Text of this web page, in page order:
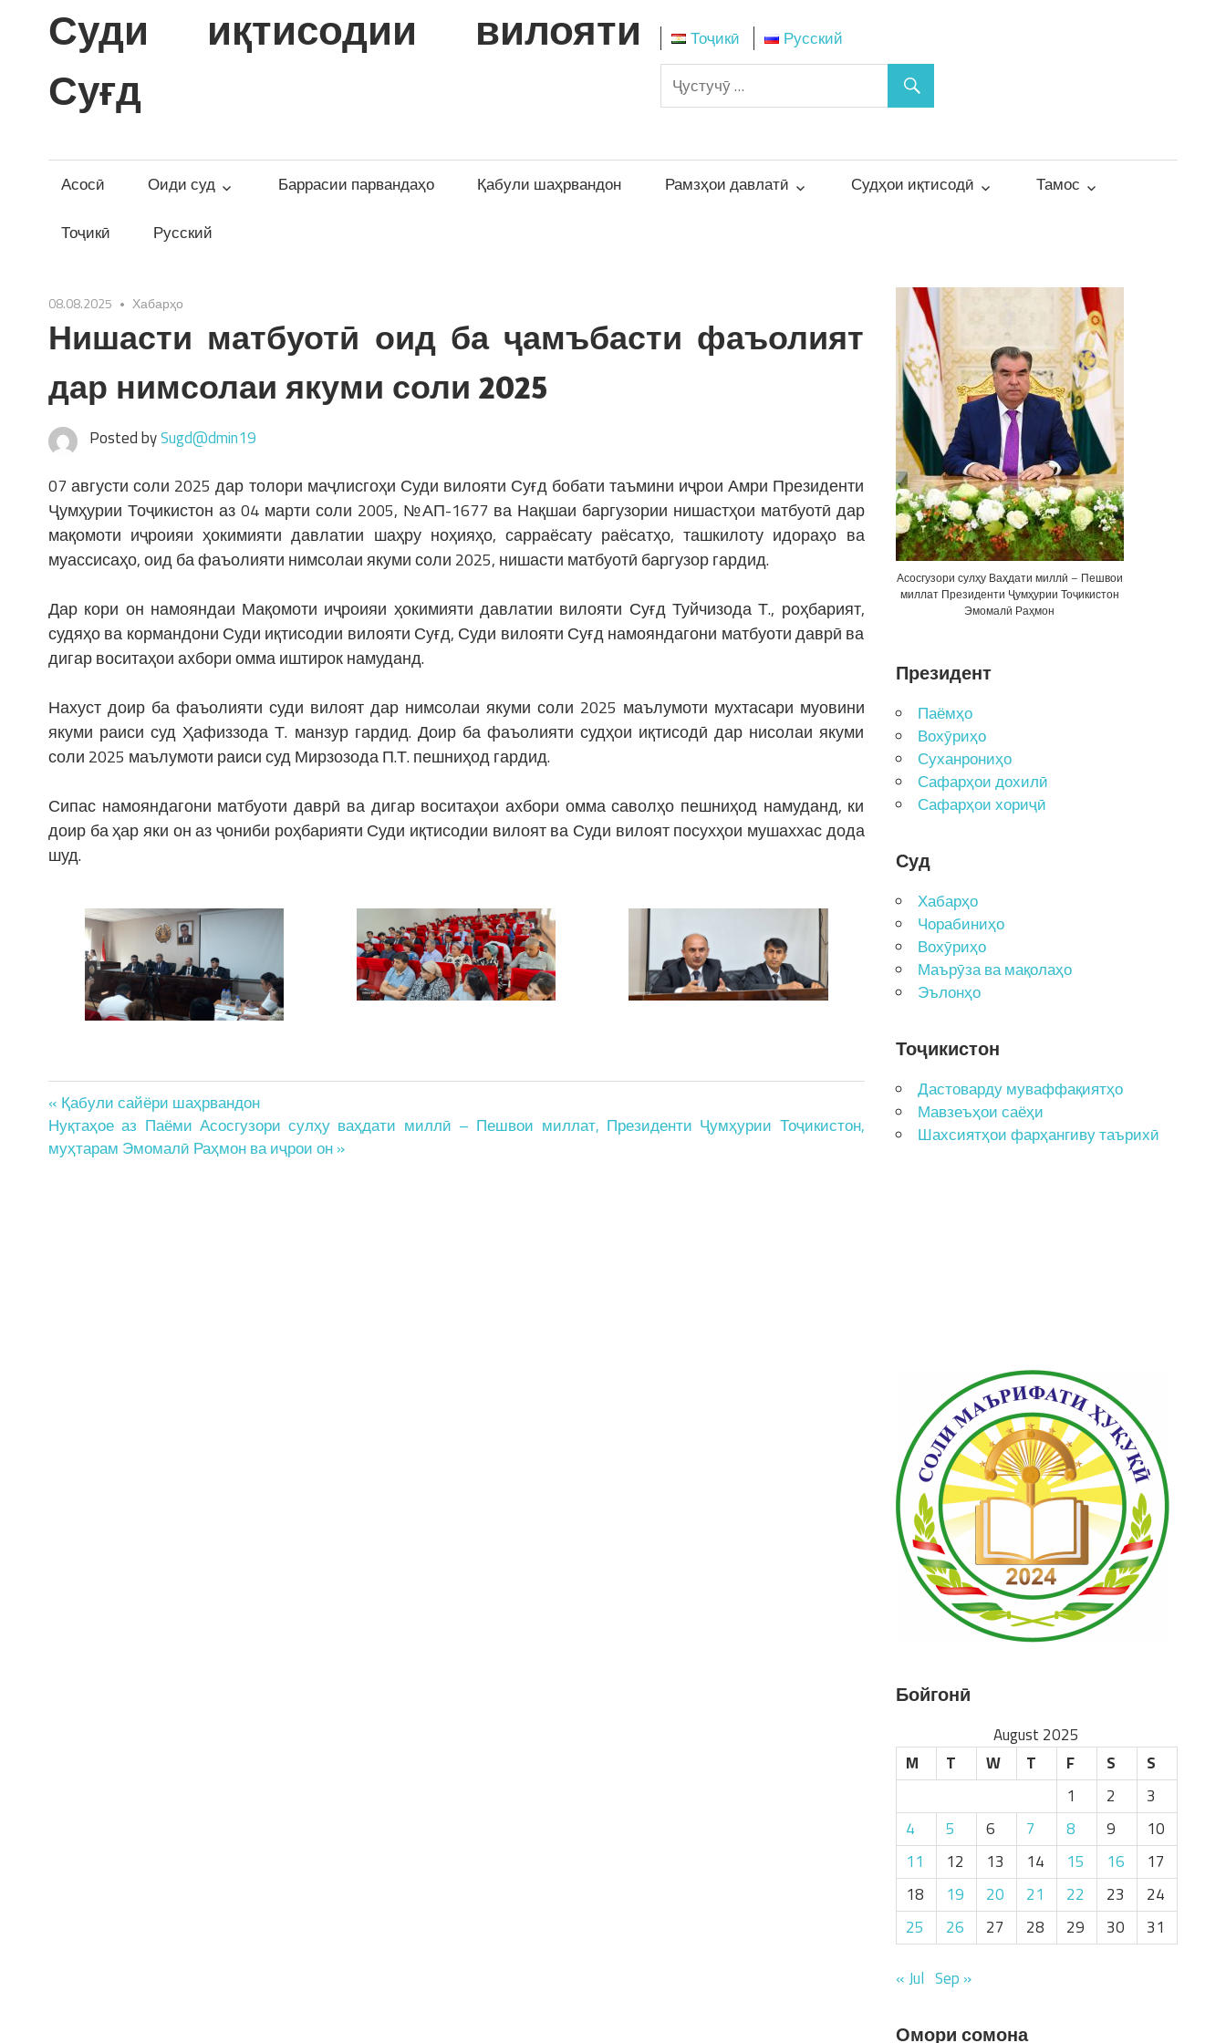
to
content
Суди иқтисодии вилояти
Суғд
Тоҷикӣ Русский
Асосӣ Оиди суд Баррасии парвандаҳо Қабули шаҳрвандон Рамзҳои давлатӣ Судҳои иқтисодӣ Тамос
Тоҷикӣ Русский
08.08.2025 Хабарҳо
Нишасти матбуотӣ оид ба ҷамъбасти фаъолият
дар нимсолаи якуми соли 2025
Posted bySugd@dmin19
07 августи соли 2025 дар толори маҷлисгоҳи Суди вилояти Суғд бобати таъмини иҷрои Амри Президенти
Ҷумҳурии Тоҷикистон аз 04 марти соли 2005, №АП-1677 ва Нақшаи баргузории нишастҳои матбуотӣ дар
мақомоти иҷроияи ҳокимияти давлатии шаҳру ноҳияҳо, сарраёсату раёсатҳо, ташкилоту идораҳо ва
муассисаҳо, оид ба фаъолияти нимсолаи якуми соли 2025, нишасти матбуотӣ баргузор гардид.
Дар кори он намояндаи Мақомоти иҷроияи ҳокимияти давлатии вилояти Суғд Туйчизода Т., роҳбарият,
судяҳо ва кормандони Суди иқтисодии вилояти Суғд, Суди вилояти Суғд намояндагони матбуоти даврӣ ва
дигар воситаҳои ахбори омма иштирок намуданд.
Нахуст доир ба фаъолияти суди вилоят дар нимсолаи якуми соли 2025 маълумоти мухтасари муовини
якуми раиси суд Ҳафиззода Т. манзур гардид. Доир ба фаъолияти судҳои иқтисодӣ дар нисолаи якуми
соли 2025 маълумоти раиси суд Мирзозода П.Т. пешниҳод гардид.
Сипас намояндагони матбуоти даврӣ ва дигар воситаҳои ахбори омма саволҳо пешниҳод намуданд, ки
доир ба ҳар яки он аз ҷониби роҳбарияти Суди иқтисодии вилоят ва Суди вилоят посухҳои мушаххас дода
шуд.
Post
navigation
« Қабули сайёри шаҳрвандон
Нуқтаҳое аз Паёми Асосгузори сулҳу ваҳдати миллӣ – Пешвои миллат, Президенти Ҷумҳурии Тоҷикистон,
муҳтарам Эмомалӣ Раҳмон ва иҷрои он »
Асосгузори сулҳу Ваҳдати миллӣ – Пешвои
миллат Президенти Ҷумҳурии Тоҷикистон
Эмомалӣ Раҳмон
Президент
Паёмҳо
Вохӯриҳо
Суханрониҳо
Сафарҳои дохилӣ
Сафарҳои хориҷӣ
Суд
Хабарҳо
Чорабиниҳо
Вохӯриҳо
Маърӯза ва мақолаҳо
Эълонҳо
Тоҷикистон
Дастоварду муваффақиятҳо
Мавзеъҳои саёҳи
Шахсиятҳои фарҳангиву таърихӣ
Бойгонӣ
August 2025
M
T W T F S
S
1
2
3
4
5 6 7 8 9
10
11
12 13 14 15 16
17
18
19 20 21 22 23
24
25
26 27 28 29 30 31
« Jul Sep »
Омори сомона